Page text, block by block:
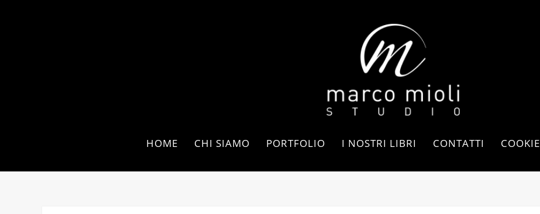
HOME CHI SIAMO PORTFOLIO I NOSTRI LIBRI CONTATTI COOKIE